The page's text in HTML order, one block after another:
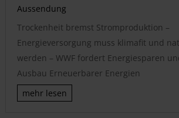
Aussendung
Trockenheit bremst Stromproduktion –
Energieversorgung muss klimafit und
werden – WWF fordert Energiesparen
Ausbau Erneuerbarer Energien
mehr lesen